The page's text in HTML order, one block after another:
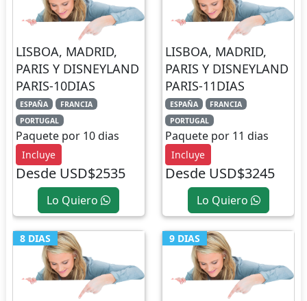
LISBOA, MADRID,
PARIS Y DISNEYLAND
PARIS-10DIAS
ESPAÑA
FRANCIA
PORTUGAL
Paquete por 10 dias
Incluye
Desde USD$2535
Lo Quiero
LISBOA, MADRID,
PARIS Y DISNEYLAND
PARIS-11DIAS
ESPAÑA
FRANCIA
PORTUGAL
Paquete por 11 dias
Incluye
Desde USD$3245
Lo Quiero
8 DIAS 9 DIAS